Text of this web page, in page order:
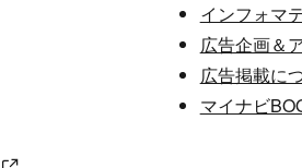
インフォマ
広告企画＆
広告掲載に
マイナビ